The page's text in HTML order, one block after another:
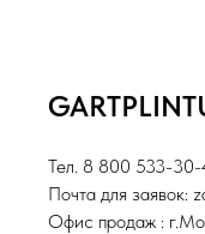
Тел. 8 800 533-30-
Почта для заявок:
Офис продаж :